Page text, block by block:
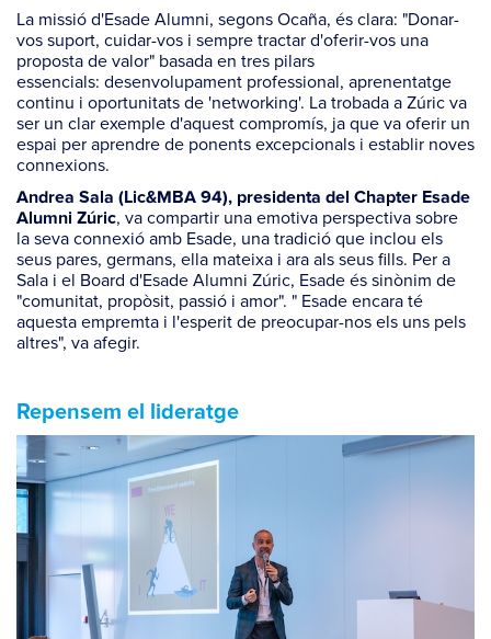
La missió d'Esade Alumni, segons Ocaña, és clara: "Donar-
vos suport, cuidar-vos i sempre tractar d'oferir-vos una
proposta de valor" basada en tres pilars
essencials: desenvolupament professional, aprenentatge
continu i oportunitats de 'networking'. La trobada a Zúric va
ser un clar exemple d'aquest compromís, ja que va oferir un
espai per aprendre de ponents excepcionals i establir noves
connexions.
Andrea Sala (Lic&MBA 94), presidenta del Chapter Esade
Alumni Zúric, va compartir una emotiva perspectiva sobre
la seva connexió amb Esade, una tradició que inclou els
seus pares, germans, ella mateixa i ara als seus fills. Per a
Sala i el Board d'Esade Alumni Zúric, Esade és sinònim de
"comunitat, propòsit, passió i amor". " Esade encara té
aquesta empremta i l'esperit de preocupar-nos els uns pels
altres", va afegir.
Repensem el lideratge